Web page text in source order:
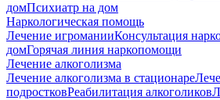
домПсихиатр на дом
Наркологическая помощь
Лечение игроманииКонсультация
домГорячая линия наркопомощи
Лечение алкоголизма
Лечение алкоголизма в стационаре
подростковРеабилитация алкоголиков